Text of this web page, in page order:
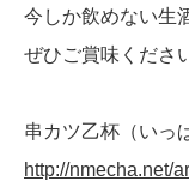
今しか飲めない生
ぜひご賞味くださ
串カツ乙杯（いっ
http://nmecha.net/